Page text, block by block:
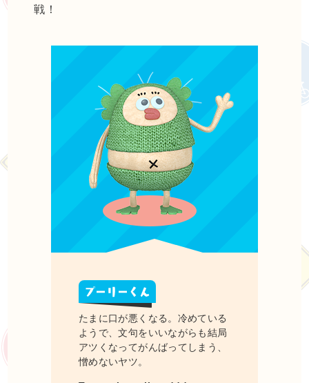
戦！
たまに口が悪くなる。冷めている
ようで、文句をいいながらも結局
アツくなってがんばってしまう、
憎めないヤツ。